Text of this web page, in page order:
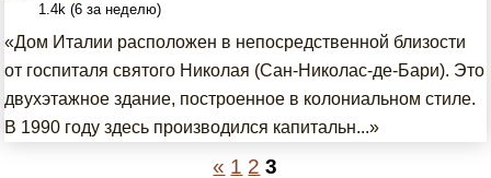
1.4k (6 за неделю)
«Дом Италии расположен в непосредственной близости
от госпиталя святого Николая (Сан-Николас-де-Бари). Это
двухэтажное здание, построенное в колониальном стиле.
В 1990 году здесь производился капитальн...»
« 1 2 3